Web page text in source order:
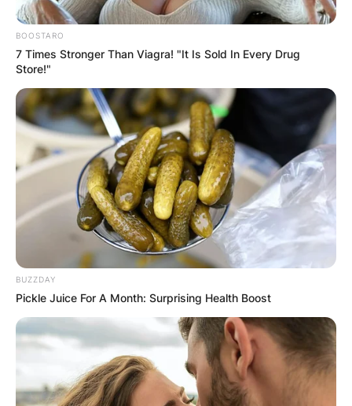
Чудотворен камен
во Манастир на
Скопска Црна Гора
На недопрените ридови на Скопска Црна
познато по своите чудотворни моќи.
Легендите шепотат за неговата способност
да лекува и да ги исполни желбите на оние
кои бараат утеха во овие свети ѕидови.
BOOSTARO
7 Times Stronger Than Viagra! "It Is Sold In Every Drug
Store!"
BUZZDAY
Pickle Juice For A Month: Surprising Health Boost